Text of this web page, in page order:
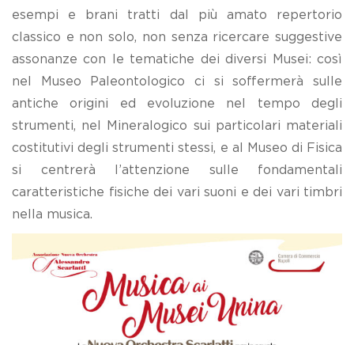
esempi e brani tratti dal più amato repertorio
classico e non solo, non senza ricercare suggestive
assonanze con le tematiche dei diversi Musei: così
nel Museo Paleontologico ci si soffermerà sulle
antiche origini ed evoluzione nel tempo degli
strumenti, nel Mineralogico sui particolari materiali
costitutivi degli strumenti stessi, e al Museo di Fisica
si centrerà l’attenzione sulle fondamentali
caratteristiche fisiche dei vari suoni e dei vari timbri
nella musica.